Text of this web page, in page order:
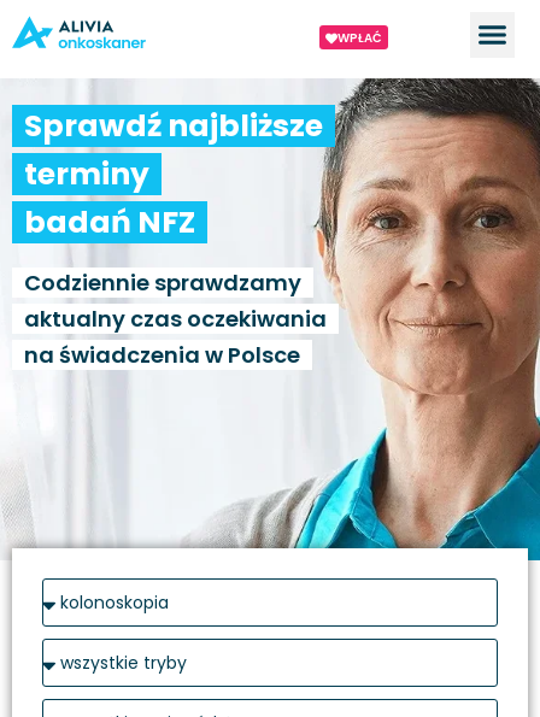
WPŁAĆ
Sprawdź najbliższe
terminy
badań NFZ
Codziennie sprawdzamy
aktualny czas oczekiwania
na świadczenia w Polsce